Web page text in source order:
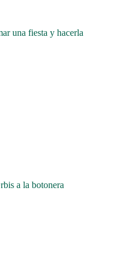
una fiesta y hacerla
a la botonera